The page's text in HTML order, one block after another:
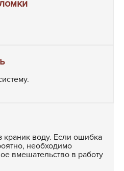
краник воду. Если ошибка
необходимо
вмешательство в работу